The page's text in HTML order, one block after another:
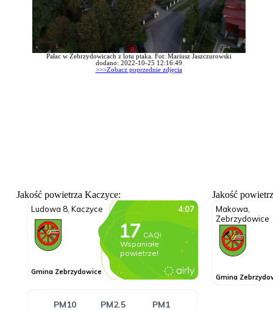
Pałac w Zebrzydowicach z lotu ptaka. Fot: Mariusz Jaszczurowski
dodano: 2022-10-25 12:16:49
>>>Zobacz poprzednie zdjęcia
Jakość powietrza Kaczyce: Jakość